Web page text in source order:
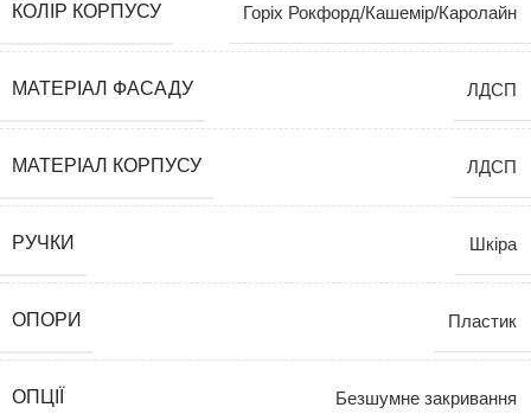
КОЛІР КОРПУСУ Горіх Рокфорд/Кашемір/Каролайн
МАТЕРІАЛ ФАСАДУ ЛДСП
МАТЕРІАЛ КОРПУСУ ЛДСП
РУЧКИ Шкіра
ОПОРИ Пластик
ОПЦІЇ Безшумне закривання